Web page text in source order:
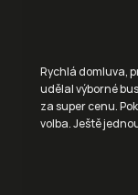
Rychlá domluva,
udělal výborné
za super cenu.
volba. Ještě